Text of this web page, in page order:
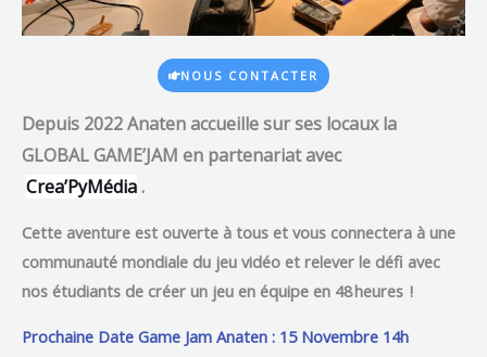
NOUS CONTACTER
Depuis 2022 Anaten accueille sur ses locaux la
GLOBAL GAME’JAM en partenariat avec
Crea’PyMédia.
Cette aventure est ouverte à tous et vous connectera à une
communauté mondiale du jeu vidéo et relever le défi avec
nos étudiants de créer un jeu en équipe en 48 heures !
Prochaine Date Game Jam Anaten : 15 Novembre 14h